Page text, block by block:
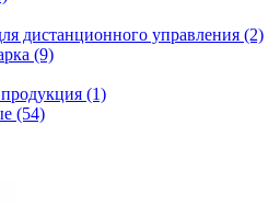
дистанционного управления (2)
(9)
(1)
(54)